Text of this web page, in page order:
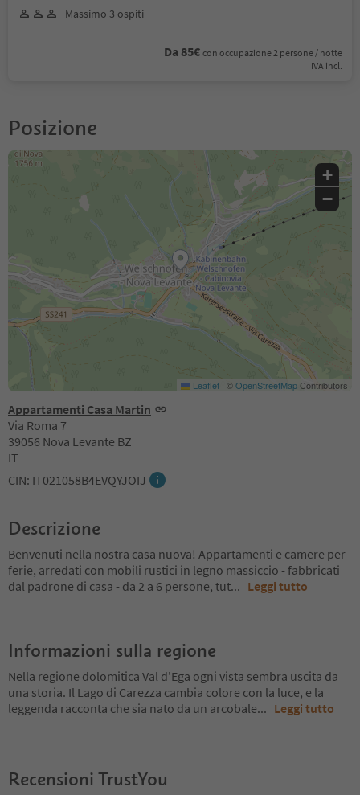
Massimo 3 ospiti
Da 85€ con occupazione 2 persone / notte
IVA incl.
Posizione
Appartamenti Casa Martin
Via Roma 7
39056 Nova Levante BZ
IT
CIN: IT021058B4EVQYJOIJ
+
−
Leaflet | ©OpenStreetMapContributors
Descrizione
Benvenuti nella nostra casa nuova! Appartamenti e camere per
ferie, arredati con mobili rustici in legno massiccio - fabbricati
dal padrone di casa - da 2 a 6 persone, tut... Leggi tutto
Informazioni sulla regione
Nella regione dolomitica Val d'Ega ogni vista sembra uscita da
una storia. Il Lago di Carezza cambia colore con la luce, e la
leggenda racconta che sia nato da un arcobale... Leggi tutto
Recensioni TrustYou